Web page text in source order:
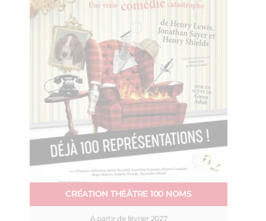
CRÉATION THÉÂTRE 100 NOMS
À partir de février 2027